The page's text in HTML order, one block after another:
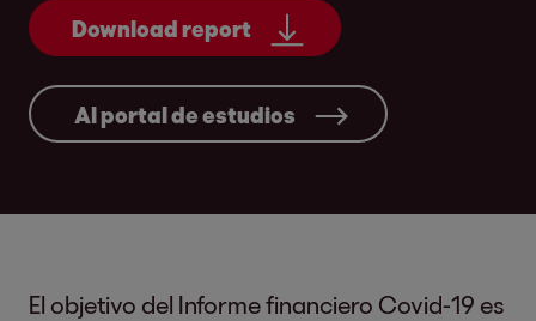
Download report
Al portal de estudios
El objetivo del Informe financiero Covid-19 es